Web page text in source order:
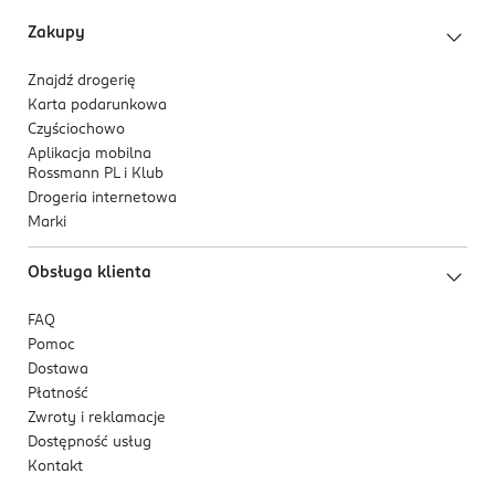
Zakupy
Znajdź drogerię
Karta podarunkowa
Czyściochowo
Aplikacja mobilna
Rossmann PL i Klub
Drogeria internetowa
Marki
Obsługa klienta
FAQ
Pomoc
Dostawa
Płatność
Zwroty i reklamacje
Dostępność usług
Kontakt